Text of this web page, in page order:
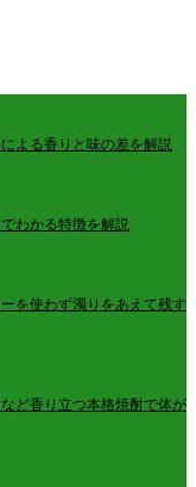
よる香りと味の差を解説
わかる特徴を解説
を使わず濁りをあえて残す
ど香り立つ本格焼酎で体が